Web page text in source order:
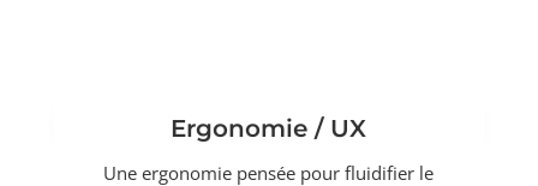
Ergonomie / UX
Une ergonomie pensée pour fluidifier le